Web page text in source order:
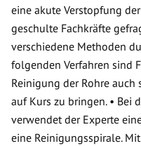
eine akute Verstopfung
geschulte Fachkräfte
verschiedene Methoden
folgenden Verfahren sind
Reinigung der Rohre
auf Kurs zu bringen. • Bei
verwendet der Experte
eine Reinigungsspirale.